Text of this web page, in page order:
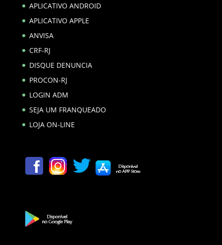
APLICATIVO ANDROID
APLICATIVO APPLE
ANVISA
CRF-RJ
DISQUE DENUNCIA
PROCON-RJ
LOGIN ADM
SEJA UM FRANQUEADO
LOJA ON-LINE